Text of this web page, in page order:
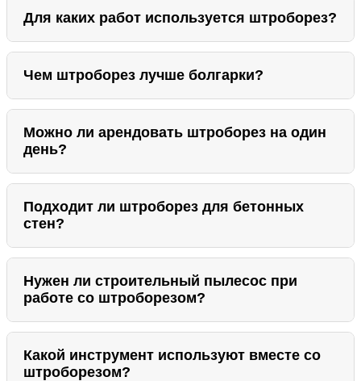
Для каких работ используется штроборез?
Чем штроборез лучше болгарки?
Можно ли арендовать штроборез на один
день?
Подходит ли штроборез для бетонных
стен?
Нужен ли строительный пылесос при
работе со штроборезом?
Какой инструмент используют вместе со
штроборезом?